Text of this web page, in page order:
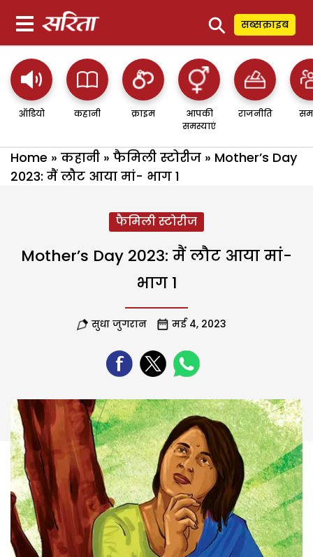
⚲ सब्सक्राइब
ऑडियो कहानी क्राइम
आपकी
समस्याएं
राजनीति
Home » कहानी » फैमिली स्टोरीज » Mother’s Day
2023: मैं लौट आया मां- भाग 1
फैमिली स्टोरीज
Mother’s Day 2023: मैं लौट आया मां-
भाग 1
सुधा जुगरान मई 4, 2023